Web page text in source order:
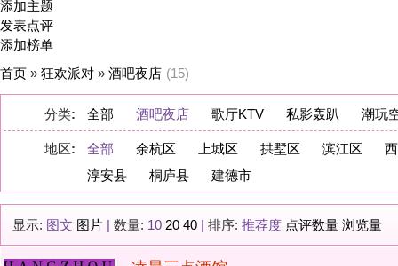
首页»狂欢派对
分类
地区: 全部 余杭区 上城区
淳安县
桐庐县 建德市
显示:图文 图片 |数量:10 20 40 |排序:推荐度 点评数量 浏览量
凌晨三点酒馆
感受: 服务:0 环境: 性价比:0
地址：杭州市余杭区良渚街道万家名城6幢6-4号
酒不久·GNCYC线上酒馆